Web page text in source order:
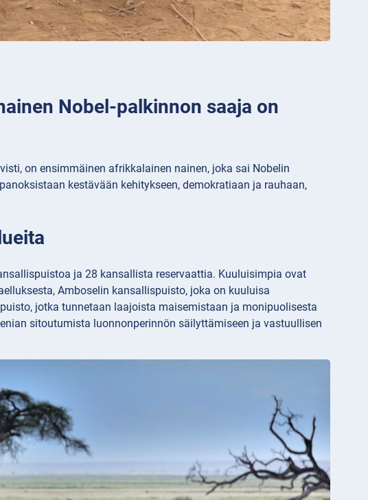
Nobel-palkinnon saaja on
on ensimmäinen afrikkalainen nainen, joka sai Nobelin
kestävään kehitykseen, demokratiaan ja rauhaan,
ja 28 kansallista reservaattia. Kuuluisimpia ovat
Amboselin kansallispuisto, joka on kuuluisa
jotka tunnetaan laajoista maisemistaan ja monipuolisesta
sitoutumista luonnonperinnön säilyttämiseen ja vastuullisen